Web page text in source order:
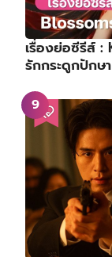
เรื่องย่อซีรีส์ :
รักกระดูกปักษ